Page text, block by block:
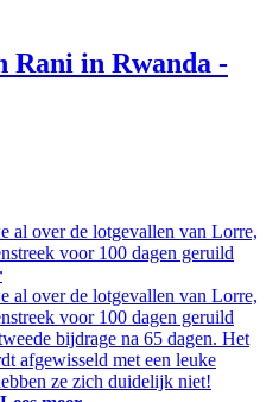
Rani in Rwanda -
al over de lotgevallen van Lorre,
voor 100 dagen geruild
al over de lotgevallen van Lorre,
voor 100 dagen geruild
bijdrage na 65 dagen. Het
afgewisseld met een leuke
ze zich duidelijk niet!